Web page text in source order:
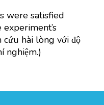
were satisfied
cứu hài lòng với độ
nghiệm.)